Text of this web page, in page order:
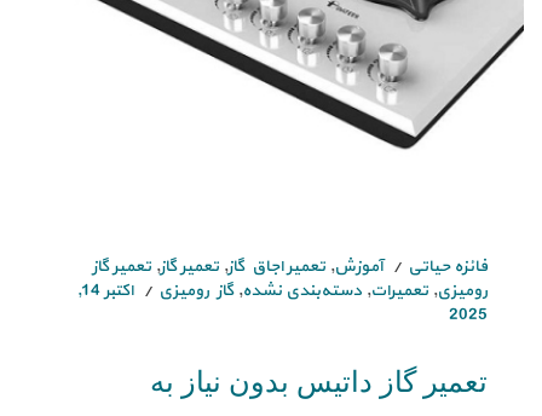
فائزه حیاتی آموزش, تعمیر اجاق گاز, تعمیر گاز, تعمیر گاز
رومیزی, تعمیرات, دسته‌بندی نشده,گاز رومیزی
اکتبر 14,
2025
تعمیر گاز داتیس بدون نیاز به